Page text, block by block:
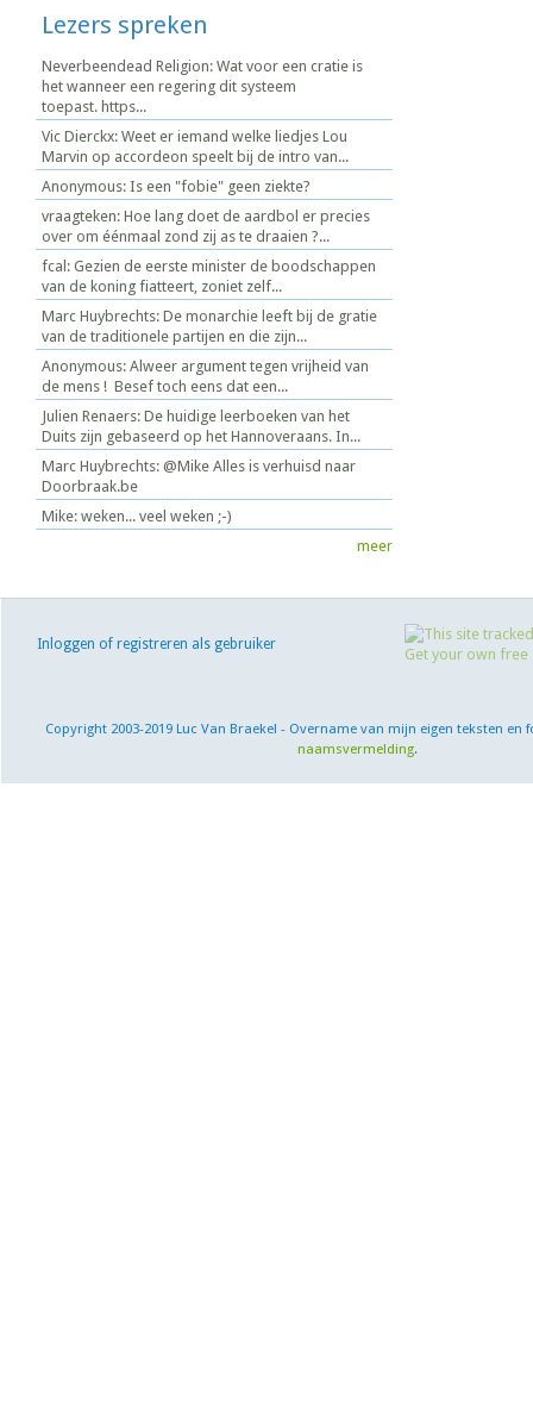
Lezers spreken
Neverbeendead Religion: Wat voor een cratie is
het wanneer een regering dit systeem
toepast. https...
Vic Dierckx: Weet er iemand welke liedjes Lou
Marvin op accordeon speelt bij de intro van...
Anonymous: Is een "fobie" geen ziekte?
vraagteken: Hoe lang doet de aardbol er precies
over om éénmaal zond zij as te draaien ?...
fcal: Gezien de eerste minister de boodschappen
van de koning fiatteert, zoniet zelf...
Marc Huybrechts: De monarchie leeft bij de gratie
van de traditionele partijen en die zijn...
Anonymous: Alweer argument tegen vrijheid van
de mens ! Besef toch eens dat een...
Julien Renaers: De huidige leerboeken van het
Duits zijn gebaseerd op het Hannoveraans. In...
Marc Huybrechts: @Mike Alles is verhuisd naar
Doorbraak.be
Mike: weken... veel weken ;-)
meer
Inloggen of registreren als gebruiker
Copyright 2003-2019 Luc Van Braekel - Overname van mijn eigen teksten en
naamsvermelding.